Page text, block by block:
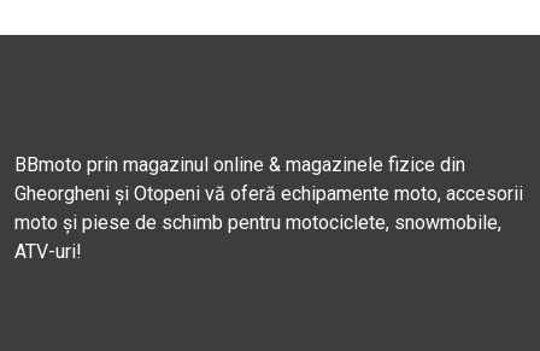
BBmoto prin magazinul online & magazinele fizice din
Gheorgheni și Otopeni vă oferă echipamente moto, accesorii
moto și piese de schimb pentru motociclete, snowmobile,
ATV-uri!